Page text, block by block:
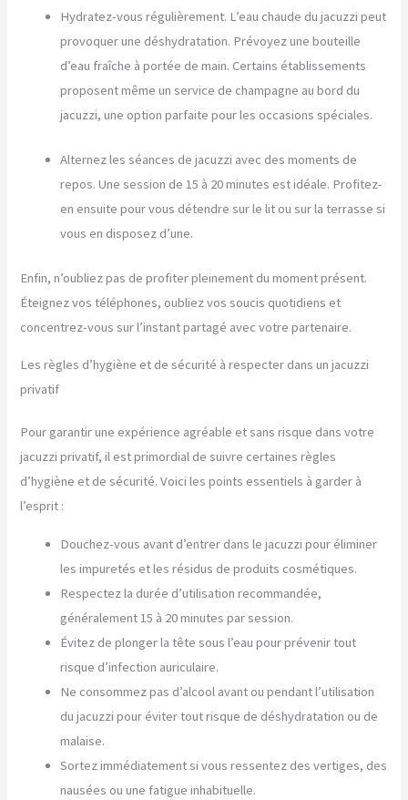
Hydratez-vous régulièrement. L’eau chaude du jacuzzi peut
provoquer une déshydratation. Prévoyez une bouteille
d’eau fraîche à portée de main. Certains établissements
proposent même un service de champagne au bord du
jacuzzi, une option parfaite pour les occasions spéciales.
Alternez les séances de jacuzzi avec des moments de
repos. Une session de 15 à 20 minutes est idéale. Profitez-
en ensuite pour vous détendre sur le lit ou sur la terrasse si
vous en disposez d’une.
Enfin, n’oubliez pas de profiter pleinement du moment présent.
Éteignez vos téléphones, oubliez vos soucis quotidiens et
concentrez-vous sur l’instant partagé avec votre partenaire.
Les règles d’hygiène et de sécurité à respecter dans un jacuzzi
privatif
Pour garantir une expérience agréable et sans risque dans votre
jacuzzi privatif, il est primordial de suivre certaines règles
d’hygiène et de sécurité. Voici les points essentiels à garder à
l’esprit :
Douchez-vous avant d’entrer dans le jacuzzi pour éliminer
les impuretés et les résidus de produits cosmétiques.
Respectez la durée d’utilisation recommandée,
généralement 15 à 20 minutes par session.
Évitez de plonger la tête sous l’eau pour prévenir tout
risque d’infection auriculaire.
Ne consommez pas d’alcool avant ou pendant l’utilisation
du jacuzzi pour éviter tout risque de déshydratation ou de
malaise.
Sortez immédiatement si vous ressentez des vertiges, des
nausées ou une fatigue inhabituelle.